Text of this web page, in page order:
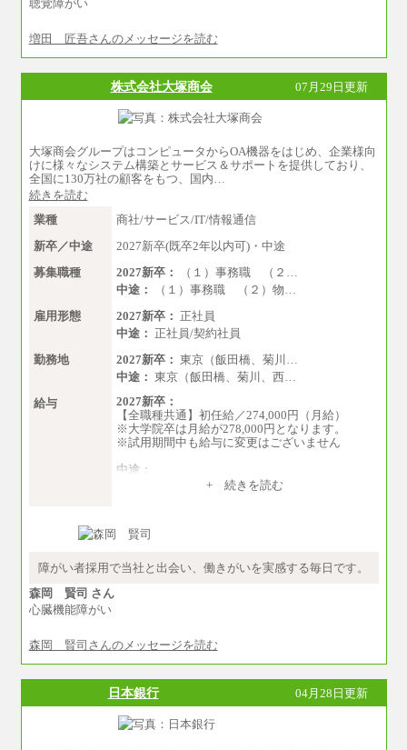
聴覚障がい
増田 匠吾さんのメッセージを読む
株式会社大塚商会 07月29日更新
大塚商会グループはコンピュータからOA機器をはじめ、企業様向
けに様々なシステム構築とサービス＆サポートを提供しており、
全国に130万社の顧客をもつ、国内…
続きを読む
業種
商社/サービス/IT/情報通信
新卒／中途
2027新卒(既卒2年以内可)・中途
募集職種
2027新卒：
（１）事務職 （２…
中途：
（１）事務職 （２）物…
雇用形態
2027新卒： 正社員
中途： 正社員/契約社員
勤務地
2027新卒： 東京（飯田橋、菊川…
中途： 東京（飯田橋、菊川、西…
給与
2027新卒：
【全職種共通】初任給／274,000円（月給）
※大学院卒は月給が278,000円となります。
※試用期間中も給与に変更はございません
中途：
（１）～（４）274,000円（月給）～
※業務内容・勤務形態に応じて、上記給与の範
※試用期間中も給与に変更はございません
+ 続きを読む
障がい者採用で当社と出会い、働きがいを実感する毎日です。
森岡 賢司 さん
心臓機能障がい
森岡 賢司さんのメッセージを読む
日本銀行 04月28日更新